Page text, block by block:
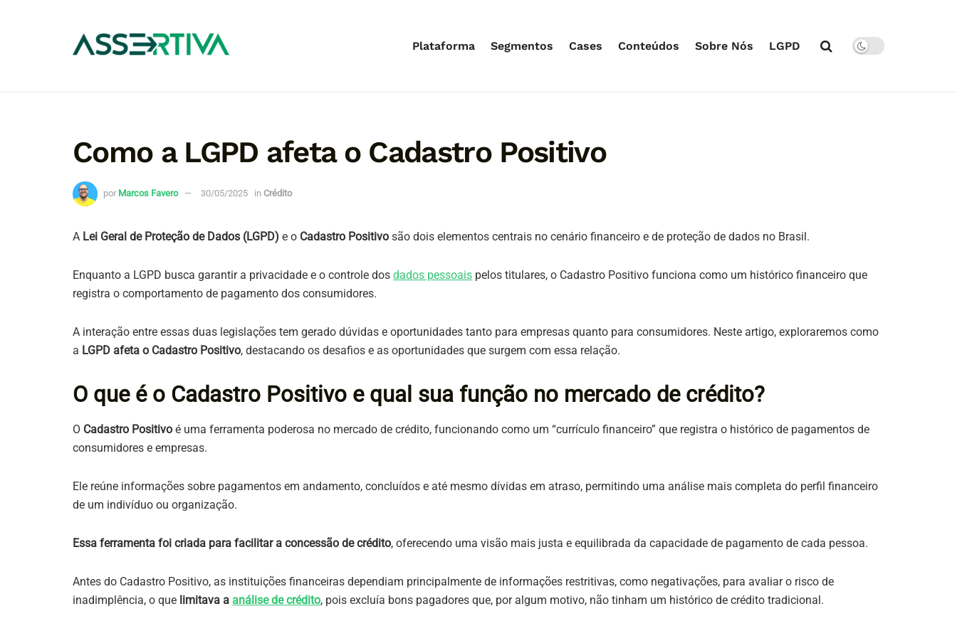
Plataforma Segmentos Cases Conteúdos Sobre Nós LGPD
Como a LGPD afeta o Cadastro Positivo
por Marcos Favero 30/05/2025 in Crédito
A Lei Geral de Proteção de Dados (LGPD) e o Cadastro Positivo são dois elementos centrais no cenário financeiro e de proteção de dados no Brasil.
Enquanto a LGPD busca garantir a privacidade e o controle dos dados pessoais pelos titulares, o Cadastro Positivo funciona como um histórico financeiro que
registra o comportamento de pagamento dos consumidores.
A interação entre essas duas legislações tem gerado dúvidas e oportunidades tanto para empresas quanto para consumidores. Neste artigo, exploraremos como
a LGPD afeta o Cadastro Positivo, destacando os desafios e as oportunidades que surgem com essa relação.
O que é o Cadastro Positivo e qual sua função no mercado de crédito?
O Cadastro Positivo é uma ferramenta poderosa no mercado de crédito, funcionando como um “currículo financeiro” que registra o histórico de pagamentos de
consumidores e empresas.
Ele reúne informações sobre pagamentos em andamento, concluídos e até mesmo dívidas em atraso, permitindo uma análise mais completa do perfil financeiro
de um indivíduo ou organização.
Essa ferramenta foi criada para facilitar a concessão de crédito, oferecendo uma visão mais justa e equilibrada da capacidade de pagamento de cada pessoa.
Antes do Cadastro Positivo, as instituições financeiras dependiam principalmente de informações restritivas, como negativações, para avaliar o risco de
inadimplência, o que limitava a análise de crédito, pois excluía bons pagadores que, por algum motivo, não tinham um histórico de crédito tradicional.